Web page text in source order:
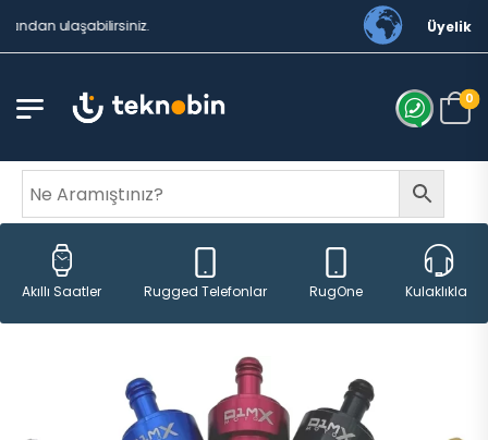
ulaşabilirsiniz. Üyelik
0
Akıllı Saatler Rugged Telefonlar RugOne Kulaklıklar